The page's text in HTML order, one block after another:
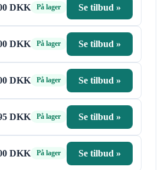
DKK På lager Se tilbud »
DKK På lager Se tilbud »
DKK På lager Se tilbud »
DKK På lager Se tilbud »
DKK På lager Se tilbud »